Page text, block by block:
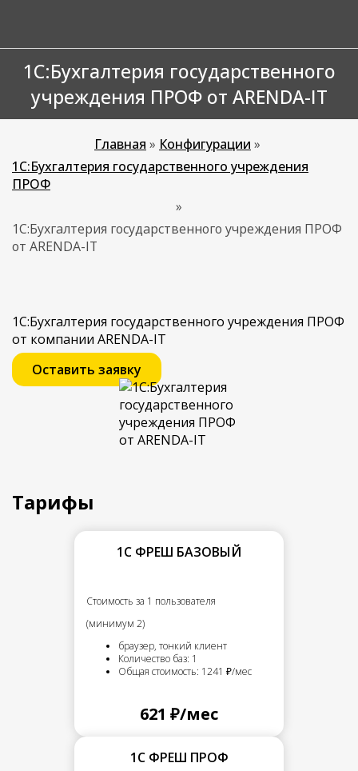
1С:Бухгалтерия государственного
учреждения ПРОФ от ARENDA-IT
Главная » Конфигурации »
1С:Бухгалтерия государственного учреждения
ПРОФ
»
1С:Бухгалтерия государственного учреждения ПРОФ
от ARENDA-IT
1С:Бухгалтерия государственного учреждения ПРОФ
от компании ARENDA-IT
Оставить заявку
Тарифы
1С ФРЕШ БАЗОВЫЙ
Стоимость за 1 пользователя
(минимум 2)
браузер, тонкий клиент
Количество баз: 1
Общая стоимость: 1241 ₽/мес
621 ₽/мес
1С ФРЕШ ПРОФ